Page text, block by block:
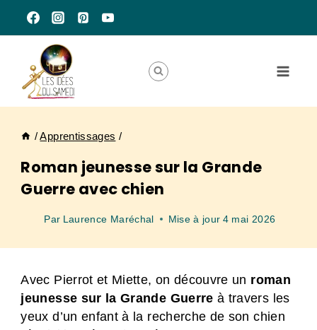
contenu
/ Apprentissages /
Roman jeunesse sur la Grande
Guerre avec chien
Par Laurence Maréchal Mise à jour 4 mai 2026
Avec Pierrot et Miette, on découvre un roman
jeunesse sur la Grande Guerre à travers les
yeux d’un enfant à la recherche de son chien